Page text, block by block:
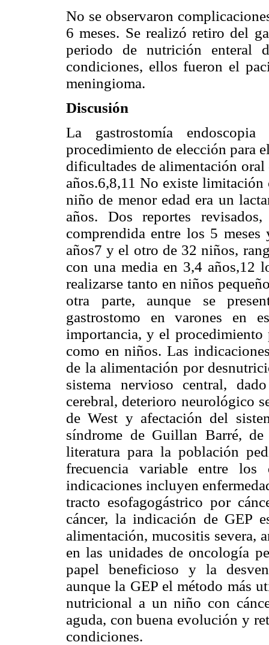
No se observaron
6 meses. Se realizó retiro del
periodo de nutrición enteral
condiciones, ellos fueron el
meningioma.
Discusión
La gastrostomía
procedimiento de elección para
dificultades de alimentación oral
años.6,8,11 No existe limitación
niño de menor edad era un
años. Dos reportes
comprendida entre los 5
años7 y el otro de 32 niños,
con una media en 3,4 años,12
realizarse tanto en niños
otra parte, aunque se
gastrostomo en varones en
importancia, y el procedimiento
como en niños. Las
de la alimentación por
sistema nervioso central,
cerebral, deterioro neurológico
de West y afectación del
síndrome de Guillan Barré,
literatura para la población
frecuencia variable entre los
indicaciones incluyen
tracto esofagogástrico por
cáncer, la indicación de GEP
alimentación, mucositis severa,
en las unidades de oncología
papel beneficioso y la
aunque la GEP el método más
nutricional a un niño con
aguda, con buena evolución y
condiciones.